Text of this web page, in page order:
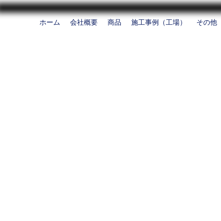
ホーム 会社概要 商品 施工事例（工場） その他